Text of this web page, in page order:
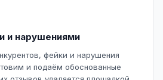
и нарушениями
фейки и нарушения
и подаём обоснованные